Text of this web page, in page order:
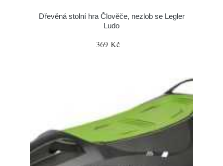
Dřevěná stolní hra Člověče, nezlob se Legler
Ludo
369 Kč